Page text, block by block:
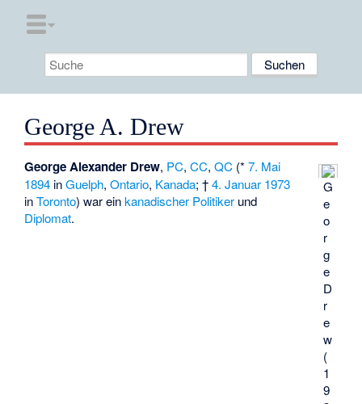
George A. Drew
G
e
o
r
g
e
D
r
e
w
(
1
9
George Alexander Drew, PC,CC,QC (*7. Mai
1894 inGuelph,Ontario, Kanada; †4. Januar 1973
inToronto) war einkanadischer Politiker und
Diplomat.